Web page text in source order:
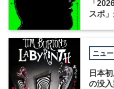
「
スポ
ニュ
日本
の没